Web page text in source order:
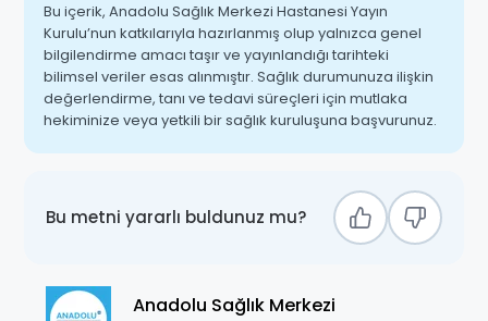
Bu içerik, Anadolu Sağlık Merkezi Hastanesi Yayın
Kurulu’nun katkılarıyla hazırlanmış olup yalnızca genel
bilgilendirme amacı taşır ve yayınlandığı tarihteki
bilimsel veriler esas alınmıştır. Sağlık durumunuza ilişkin
değerlendirme, tanı ve tedavi süreçleri için mutlaka
hekiminize veya yetkili bir sağlık kuruluşuna başvurunuz.
Bu metni yararlı buldunuz mu?
Anadolu Sağlık Merkezi